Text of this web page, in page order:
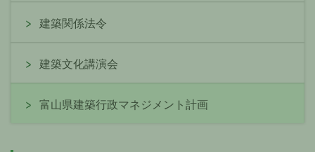
建築関係法令
建築文化講演会
富山県建築行政マネジメント計画